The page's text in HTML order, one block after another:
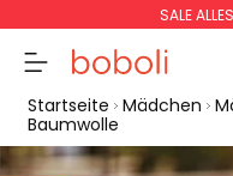
SALE
Startseite Mädchen
Baumwolle